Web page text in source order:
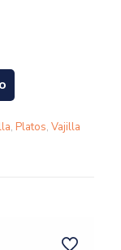
, Platos, Vajilla